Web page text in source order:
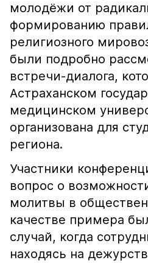
молодёжи от
формированию
религиозного
были подробно
встречи-диалога,
Астраханском
медицинском
организована для
региона.
Участники
вопрос о
молитвы в
качестве примера
случай, когда
находясь на